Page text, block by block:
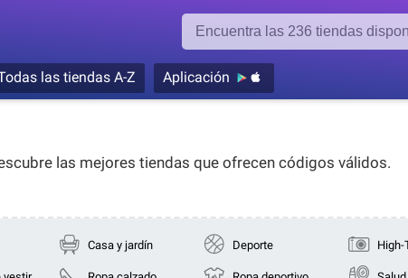
las tiendas A-Z Aplicación
las mejores tiendas que ofrecen códigos válidos.
Casa y jardín Deporte High-